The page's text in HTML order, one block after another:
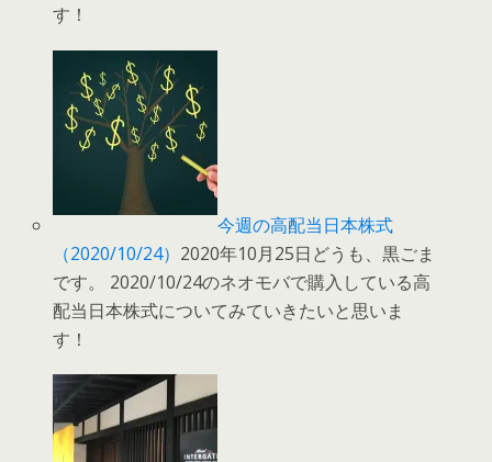
す！
今週の高配当日本株式
（2020/10/24） 2020年10月25日どうも、黒ごま
です。 2020/10/24のネオモバで購入している高
配当日本株式についてみていきたいと思いま
す！